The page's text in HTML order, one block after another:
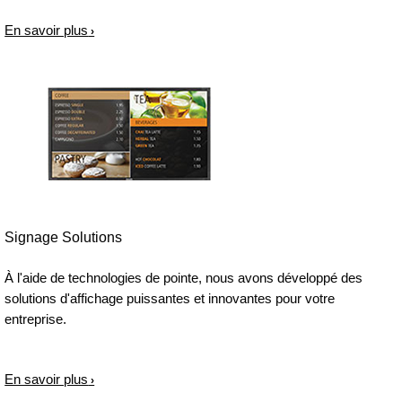
En savoir plus
Signage Solutions
À l'aide de technologies de pointe, nous avons développé des
solutions d'affichage puissantes et innovantes pour votre
entreprise.
En savoir plus